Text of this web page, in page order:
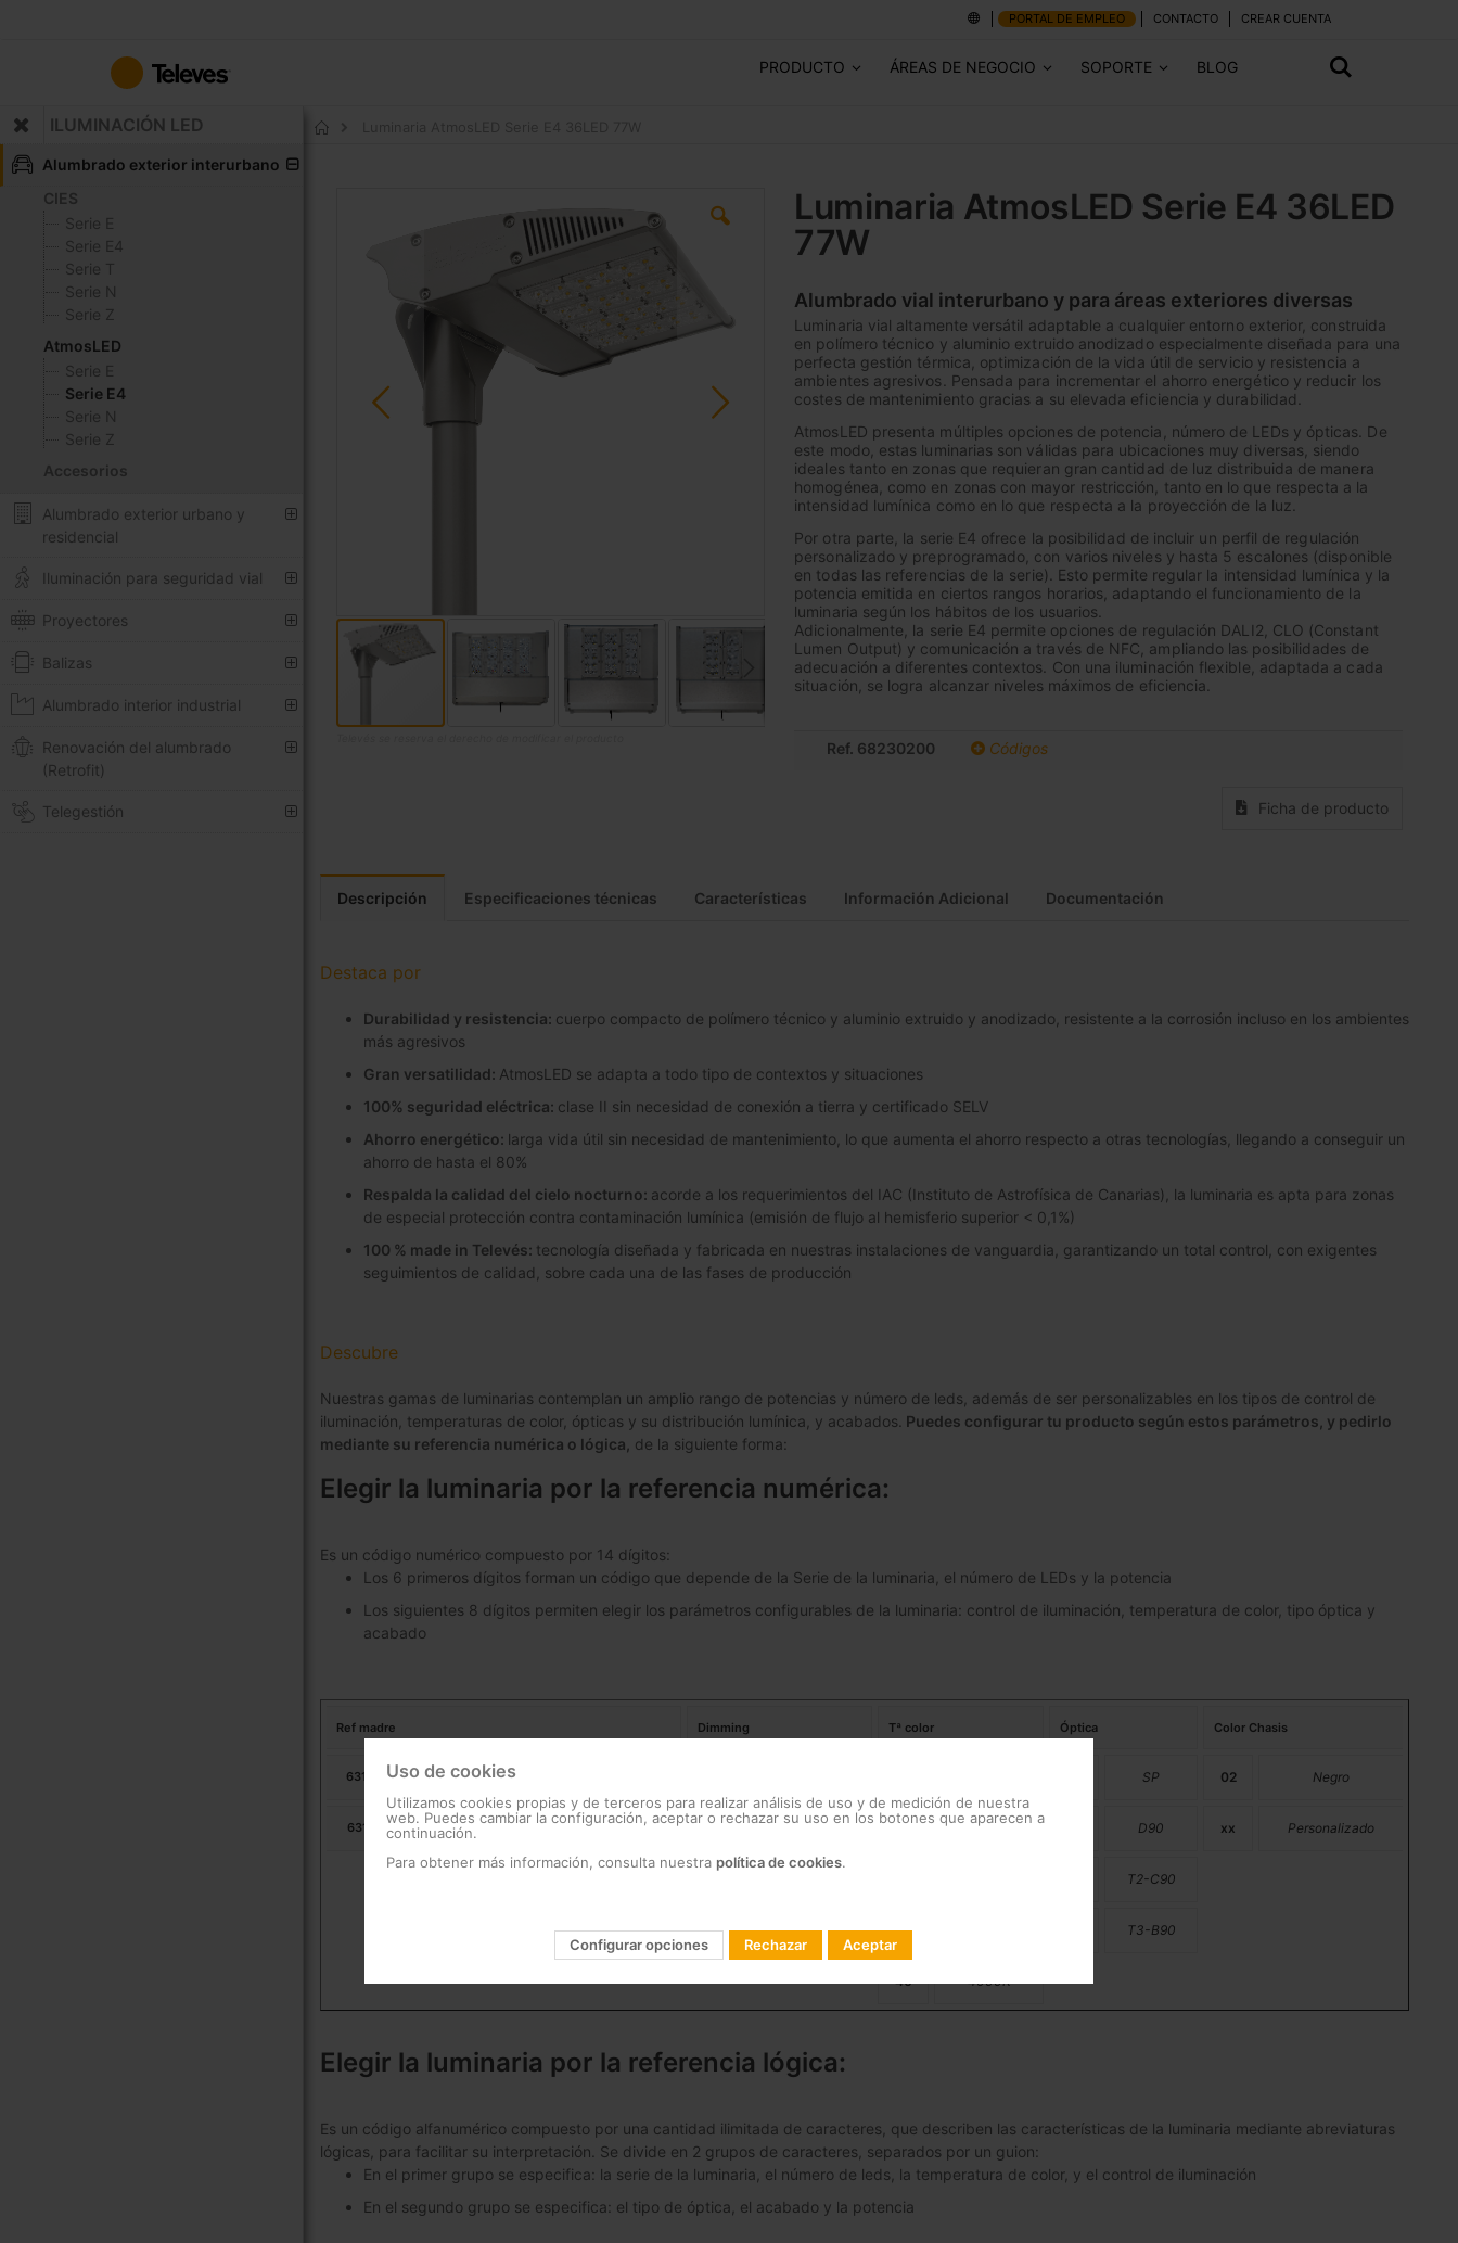
contenido
PORTAL DE EMPLEO CONTACTO CREAR CUENTA
PRODUCTO ÁREAS DE NEGOCIO SOPORTE BLOG
ILUMINACIÓN LED
Alumbrado exterior interurbano
CIES
Serie E
Serie E4
Serie T
Serie N
Serie Z
AtmosLED
Serie E
Serie E4
Serie N
Serie Z
Accesorios
Alumbrado exterior urbano y
residencial
Iluminación para seguridad vial
Proyectores
Balizas
Alumbrado interior industrial
Renovación del alumbrado
(Retrofit)
Telegestión
Luminaria AtmosLED Serie E4 36LED
77W
Alumbrado vial interurbano y para áreas exteriores diversas
Luminaria vial altamente versátil adaptable a cualquier entorno exterior, construida
en polímero técnico y aluminio extruido anodizado especialmente diseñada para una
perfecta gestión térmica, optimización de la vida útil de servicio y resistencia a
ambientes agresivos. Pensada para incrementar el ahorro energético y reducir los
costes de mantenimiento gracias a su elevada eficiencia y durabilidad.
AtmosLED presenta múltiples opciones de potencia, número de LEDs y ópticas. De
este modo, estas luminarias son válidas para ubicaciones muy diversas, siendo
ideales tanto en zonas que requieran gran cantidad de luz distribuida de manera
homogénea, como en zonas con mayor restricción, tanto en lo que respecta a la
intensidad lumínica como en lo que respecta a la proyección de la luz.
Por otra parte, la serie E4 ofrece la posibilidad de incluir un perfil de regulación
personalizado y preprogramado, con varios niveles y hasta 5 escalones (disponible
en todas las referencias de la serie). Esto permite regular la intensidad lumínica y la
potencia emitida en ciertos rangos horarios, adaptando el funcionamiento de la
luminaria según los hábitos de los usuarios.
Adicionalmente, la serie E4 permite opciones de regulación DALI2, CLO (Constant
Lumen Output) y comunicación a través de NFC, ampliando las posibilidades de
adecuación a diferentes contextos. Con una iluminación flexible, adaptada a cada
situación, se logra alcanzar niveles máximos de eficiencia.
Ref. 68230200 Códigos
Ficha de producto
de
Descripción Especificaciones técnicas Características Información Adicional Documentación
Destaca por
Durabilidad y resistencia: cuerpo compacto de polímero técnico y aluminio extruido y anodizado, resistente a la corrosión incluso en los ambientes
más agresivos
Gran versatilidad: AtmosLED se adapta a todo tipo de contextos y situaciones
100% seguridad eléctrica: clase II sin necesidad de conexión a tierra y certificado SELV
Ahorro energético: larga vida útil sin necesidad de mantenimiento, lo que aumenta el ahorro respecto a otras tecnologías, llegando a conseguir un
ahorro de hasta el 80%
Respalda la calidad del cielo nocturno: acorde a los requerimientos del IAC (Instituto de Astrofísica de Canarias), la luminaria es apta para zonas
de especial protección contra contaminación lumínica (emisión de flujo al hemisferio superior < 0,1%)
100 % made in Televés: tecnología diseñada y fabricada en nuestras instalaciones de vanguardia, garantizando un total control, con exigentes
seguimientos de calidad, sobre cada una de las fases de producción
Descubre
Nuestras gamas de luminarias contemplan un amplio rango de potencias y número de leds, además de ser personalizables en los tipos de control de
iluminación, temperaturas de color, ópticas y su distribución lumínica, y acabados. Puedes configurar tu producto según estos parámetros, y pedirlo
mediante su referencia numérica o lógica, de la siguiente forma:
Elegir la luminaria por la referencia numérica:
Es un código numérico compuesto por 14 dígitos:
Los 6 primeros dígitos forman un código que depende de la Serie de la luminaria, el número de LEDs y la potencia
Los siguientes 8 dígitos permiten elegir los parámetros configurables de la luminaria: control de iluminación, temperatura de color, tipo óptica y
acabado
Ref madre Dimming Tª color Óptica Color Chasis
631703 Urban Alameda E 24LED 53W SP 02 Negro
631713 Urban Alameda E 24LED 39W 01 Dimming 22 2200K D90 xx Personalizado
T2-C90
30 T3-B90
40 4000K
Elegir la luminaria por la referencia lógica:
Es un código alfanumérico compuesto por una cantidad ilimitada de caracteres, que describen las características de la luminaria mediante abreviaturas
lógicas, para facilitar su interpretación. Se divide en 2 grupos de caracteres, separados por un guion:
En el primer grupo se especifica: la serie de la luminaria, el número de leds, la temperatura de color, y el control de iluminación
En el segundo grupo se especifica: el tipo de óptica, el acabado y la potencia
Uso de cookies
Utilizamos cookies propias y de terceros para realizar análisis de uso y de medición de nuestra
web. Puedes cambiar la configuración, aceptar o rechazar su uso en los botones que aparecen a
continuación.
Para obtener más información, consulta nuestra política de cookies.
Configurar opciones Rechazar Aceptar